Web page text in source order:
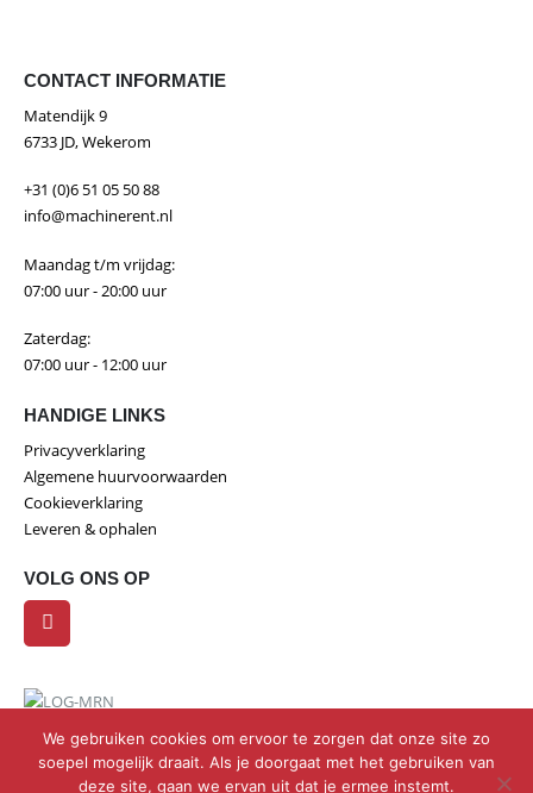
CONTACT INFORMATIE
Matendijk 9
6733 JD, Wekerom
+31 (0)6 51 05 50 88
info@machinerent.nl
Maandag t/m vrijdag:
07:00 uur - 20:00 uur
Zaterdag:
07:00 uur - 12:00 uur
HANDIGE LINKS
Privacyverklaring
Algemene huurvoorwaarden
Cookieverklaring
Leveren & ophalen
VOLG ONS OP
We gebruiken cookies om ervoor te zorgen dat onze site zo
soepel mogelijk draait. Als je doorgaat met het gebruiken van
deze site, gaan we ervan uit dat je ermee instemt.